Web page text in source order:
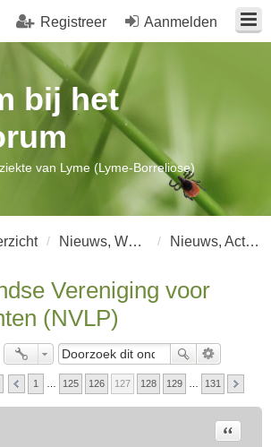
Aanmelden
Registreer
bij het
van Lyme (Lyme-Borreliose)
Nieuws, Wetenschap en Artikelen Nieuws, Actualiteiten en Acties
Vereniging voor
(NVLP)
1 125 126 127 128 129 131
Citeer